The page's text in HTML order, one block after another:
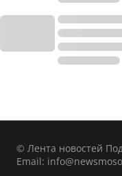
© Лента новостей
Email: